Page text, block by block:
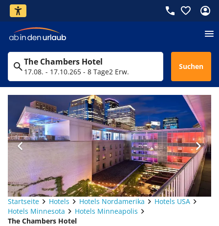
The Chambers Hotel
17.08. - 17.10.265 - 8 Tage2 Erw.
Suchen
Startseite Hotels Hotels Nordamerika
Hotels USA
Hotels Minnesota
Hotels Minneapolis
The Chambers Hotel